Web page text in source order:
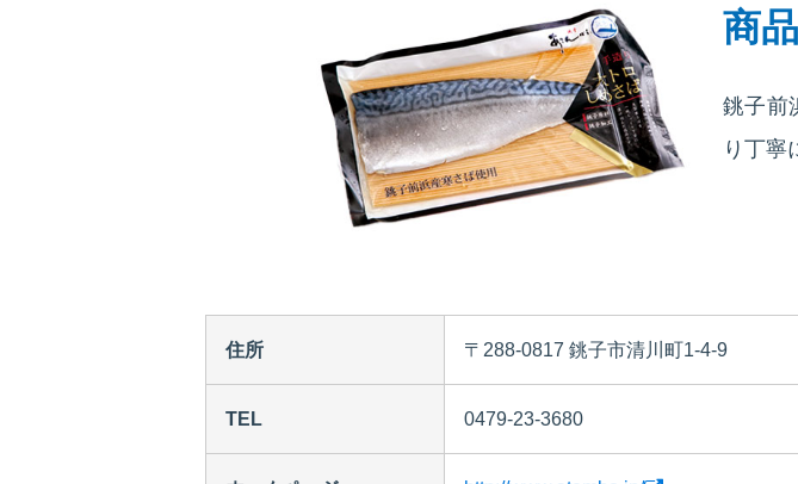
商
銚子前
り丁寧
住所 〒288-0817 銚子市清川町1-4-9
TEL 0479-23-3680